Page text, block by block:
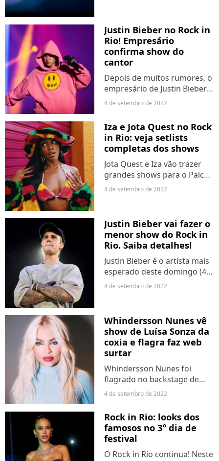
maturidade, contribuindo
para nossa luta diária...
Justin Bieber no Rock in
Rio! Empresário
confirma show do
cantor
Depois de muitos rumores, o
empresário de Justin Bieber
confirmou o astro canadense
perfil do Instagram, Scooter
Braun compartilhou uma
foto do festival...
4 de setembro de 2022
Iza e Jota Quest no Rock
in Rio: veja setlists
completas dos shows
Jota Quest e Iza vão trazer
grandes shows para o Palco
Mundo do Rock in Rio neste
prometem cantar hits
famosos, assim como
músicas mais...
4 de setembro de 2022
Justin Bieber vai fazer o
menor show do Rock in
Rio. Saiba detalhes!
Justin Bieber é o artista mais
esperado deste domingo (4)
no Rock in Rio. Headliner do
o cantor canadense cancelou
todos os...
4 de setembro de 2022
Whindersson Nunes vê
show de Luísa Sonza da
coxia e flagra faz web
surtar
Whindersson Nunes foi
flagrado no backstage de
Luísa Sonza, enquanto a
performance inesquecível no
Palco Sunset do Rock in Rio,
neste domingo (4). O ex-
marido da...
4 de setembro de 2022
Rock in Rio: looks dos
famosos no 3º dia de
festival
O Rock in Rio continua! Neste